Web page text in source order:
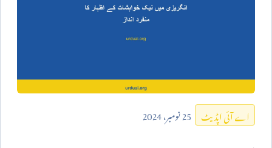
اے آئی اپڈیٹ 25نومبر،2024